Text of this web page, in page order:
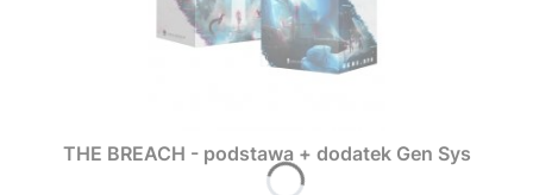
THE BREACH - podstawa + dodatek Gen Sys